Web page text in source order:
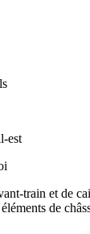
est
train et de
de